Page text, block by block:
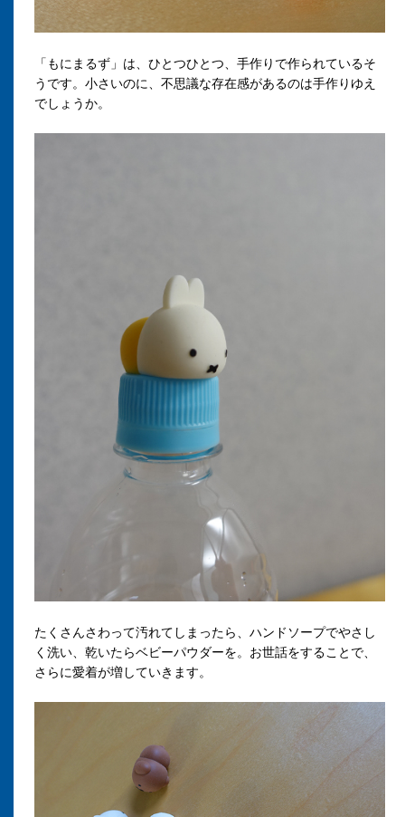
「もにまるず」は、ひとつひとつ、手作りで作られているそ
うです。小さいのに、不思議な存在感があるのは手作りゆえ
でしょうか。
たくさんさわって汚れてしまったら、ハンドソープでやさし
く洗い、乾いたらベビーパウダーを。お世話をすることで、
さらに愛着が増していきます。